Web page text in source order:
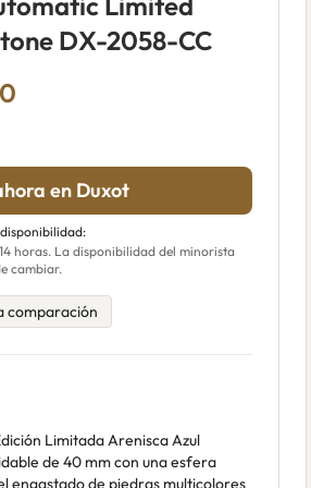
DX-2058-CC
en Duxot
horas. La disponibilidad del minorista
cambiar.
comparación
Limitada Arenisca Azul
de 40 mm con una esfera
engastado de piedras multicolores